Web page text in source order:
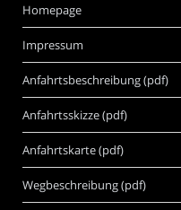
Homepage
Impressum
Anfahrtsbeschreibung (pdf)
Anfahrtsskizze (pdf)
Anfahrtskarte (pdf)
Wegbeschreibung (pdf)